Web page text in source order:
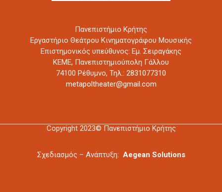
Πανεπιστήμιο Κρήτης
Εργαστήριο Θεάτρου Κινηματογράφου Μουσικής
Επιστημονικός υπεύθυνος: Εμ. Σειραγάκης
ΚΕΜΕ, Πανεπιστημιούπολη Γάλλου
74100 Ρέθυμνο, Τηλ.: 2831077310
metapoltheater@gmail.com
Copyright 2023© Πανεπιστήμιο Κρήτης
Σχεδιασμός – Ανάπτυξη: Aegean Solutions